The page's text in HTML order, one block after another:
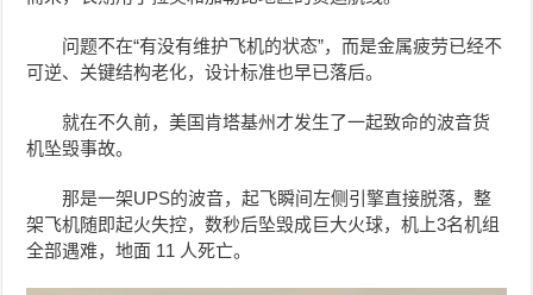
问题不在“有没有维护飞机的状态”，而是金属疲劳已经不
可逆、关键结构老化，设计标准也早已落后。
就在不久前，美国肯塔基州才发生了一起致命的波音货
机坠毁事故。
那是一架UPS的波音，起飞瞬间左侧引擎直接脱落，整
架飞机随即起火失控，数秒后坠毁成巨大火球，机上3名机组
全部遇难，地面 11 人死亡。